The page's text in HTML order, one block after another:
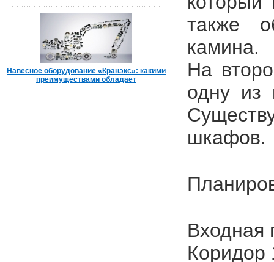
Навесное оборудование «Кранэкс»: какими
преимуществами обладает
также
камина.
На
одну из
шкафов.
Входная
Коридор